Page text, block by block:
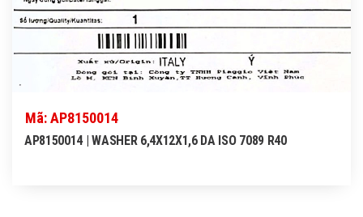
Mã: AP8150014
AP8150014 | WASHER 6,4X12X1,6 DA ISO 7089 R40